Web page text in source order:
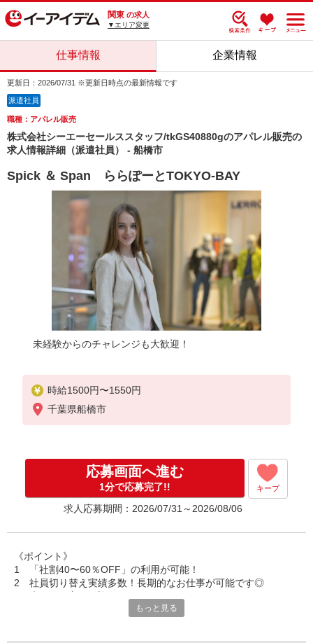
関東 の求人
▼エリア変更
仕事情報 企業情報
更新日：2026/07/31 ※更新日時点の最新情報です
派遣社員
職種：アパレル販売
株式会社シーエーセールススタッフ/tkGS40880gのアパレル販売の
求人情報詳細（派遣社員） - 船橋市
Spick ＆ Span ららぽーとTOKYO-BAY
未経験からのチャレンジも大歓迎！
時給1500円〜1550円
千葉県船橋市
応募画面へ進む
1分で応募完了!! キープ
求人応募期間：2026/07/31～2026/08/06
《ポイント》
1 「社割40〜60％OFF」の利用が可能！
2 社員切り替え実績多数！長期的なお仕事が可能です◎
もっと見る